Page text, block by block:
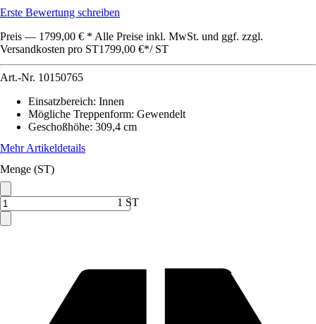
Erste Bewertung schreiben
Preis — 1799,00 € * Alle Preise inkl. MwSt. und ggf. zzgl.
Versandkosten pro ST1799,00 €*/ ST
Art.-Nr. 10150765
Einsatzbereich: Innen
Mögliche Treppenform: Gewendelt
Geschoßhöhe: 309,4 cm
Mehr Artikeldetails
Menge (ST)
1 ST